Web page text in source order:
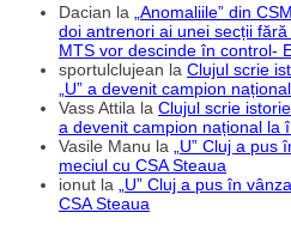
Dacian la
„Anomaliile” din
doi antrenori ai unei secții
MTS vor descinde în control-
sportulclujean la Clujul scrie
„U” a devenit campion
Vass Attila la Clujul scrie
a devenit campion național la
Vasile Manu la
„U” Cluj a
meciul cu CSA Steaua
ionut la
„U” Cluj a pus în
CSA Steaua